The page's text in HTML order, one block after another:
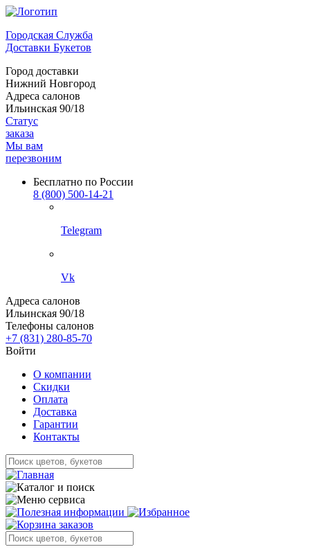
Городская Служба
Доставки Букетов
Город доставки
Нижний Новгород
Адреса салонов
Ильинская 90/18
Статус
заказа
Мы вам
перезвоним
Бесплатно по России
8 (800) 500-14-21
Telegram
Vk
Адреса салонов
Ильинская 90/18
Телефоны салонов
+7 (831) 280-85-70
Войти
О компании
Скидки
Оплата
Доставка
Гарантии
Контакты